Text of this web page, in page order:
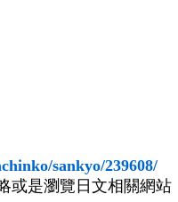
sankyo/239608/
或是瀏覽日文相關網站